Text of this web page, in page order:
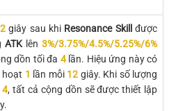
giây sau khi Resonance Skill
được
ATK lên 3%/3.75%/4.5%/5.25%/6%
dồn tối đa 4 lần. Hiệu ứng này có
hoạt 1 lần mỗi 12 giây. Khi số lượng
4, tất cả cộng dồn sẽ được thiết lập